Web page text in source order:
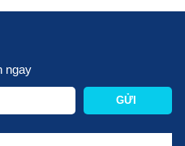
ngay
GỬI